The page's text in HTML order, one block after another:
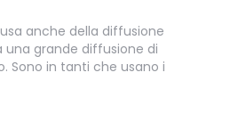
anche della diffusione
una grande diffusione di
Sono in tanti che usano i